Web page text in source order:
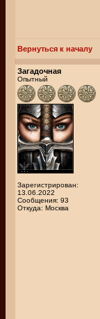
Вернуться к началу
Загадочная
Опытный
Зарегистрирован:
13.06.2022
Сообщения: 93
Откуда: Москва